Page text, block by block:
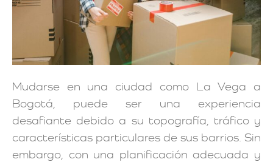
Mudarse en una ciudad como La Vega a
Bogotá, puede ser una experiencia
desafiante debido a su topografía, tráfico y
características particulares de sus barrios. Sin
embargo, con una planificación adecuada y